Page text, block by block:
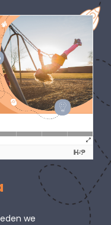
we